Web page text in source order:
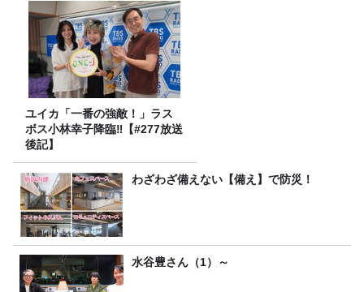
ユイカ「一番の強敵！」ラス
ボス小林幸子降臨‼【#277放送
後記】
わざわざ備えない【備え】で防災！
水谷豊さん（1）～